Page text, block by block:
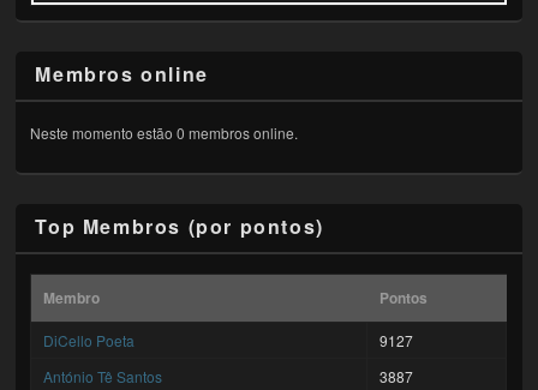
Membros online
Neste momento estão 0 membros online.
Top Membros (por pontos)
Membro Pontos
DiCello Poeta
9127
António Tê Santos
3887